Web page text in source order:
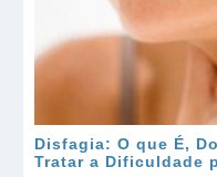
Disfagia: O que É,
Tratar a Dificuldade